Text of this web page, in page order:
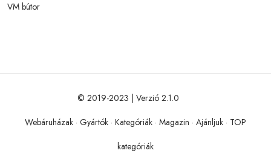
VM bútor
© 2019-2023 | Verzió 2.1.0
Webáruházak · Gyártók · Kategóriák · Magazin · Ajánljuk · TOP
kategóriák